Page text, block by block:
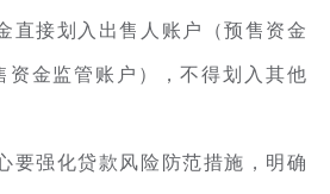
直接划入出售人账户（预售资金
资金监管账户），不得划入其他
要强化贷款风险防范措施，明确